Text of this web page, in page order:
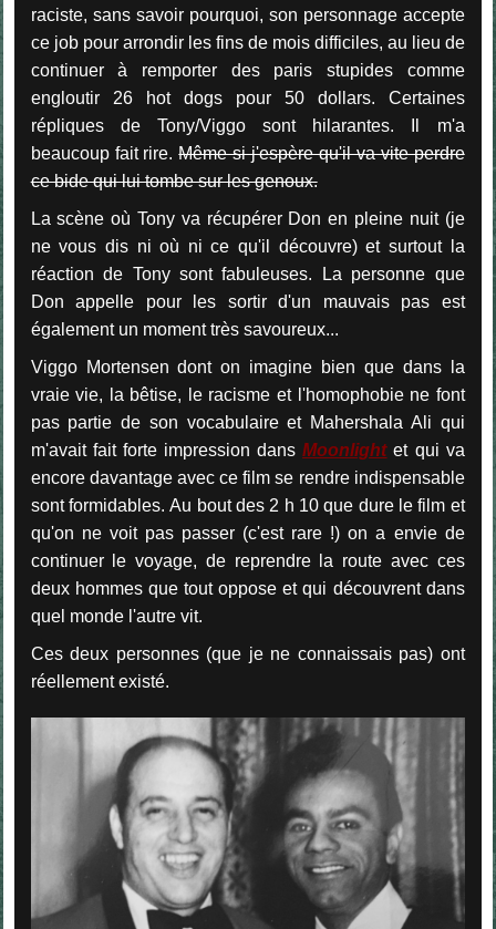
raciste, sans savoir pourquoi, son personnage accepte
ce job pour arrondir les fins de mois difficiles, au lieu de
continuer à remporter des paris stupides comme
engloutir 26 hot dogs pour 50 dollars. Certaines
répliques de Tony/Viggo sont hilarantes. Il m'a
beaucoup fait rire.Même si j'espère qu'il va vite perdre
ce bide qui lui tombe sur les genoux.
La scène où Tony va récupérer Don en pleine nuit (je
ne vous dis ni où ni ce qu'il découvre) et surtout la
réaction de Tony sont fabuleuses. La personne que
Don appelle pour les sortir d'un mauvais pas est
également un moment très savoureux...
Viggo Mortensen dont on imagine bien que dans la
vraie vie, la bêtise, le racisme et l'homophobie ne font
pas partie de son vocabulaire et Mahershala Ali qui
m'avait fait forte impression dansMoonlightet qui va
encore davantage avec ce film se rendre indispensable
sont formidables. Au bout des 2 h 10 que dure le film et
qu'on ne voit pas passer (c'est rare !) on a envie de
continuer le voyage, de reprendre la route avec ces
deux hommes que tout oppose et qui découvrent dans
quel monde l'autre vit.
Ces deux personnes (que je ne connaissais pas) ont
réellement existé.